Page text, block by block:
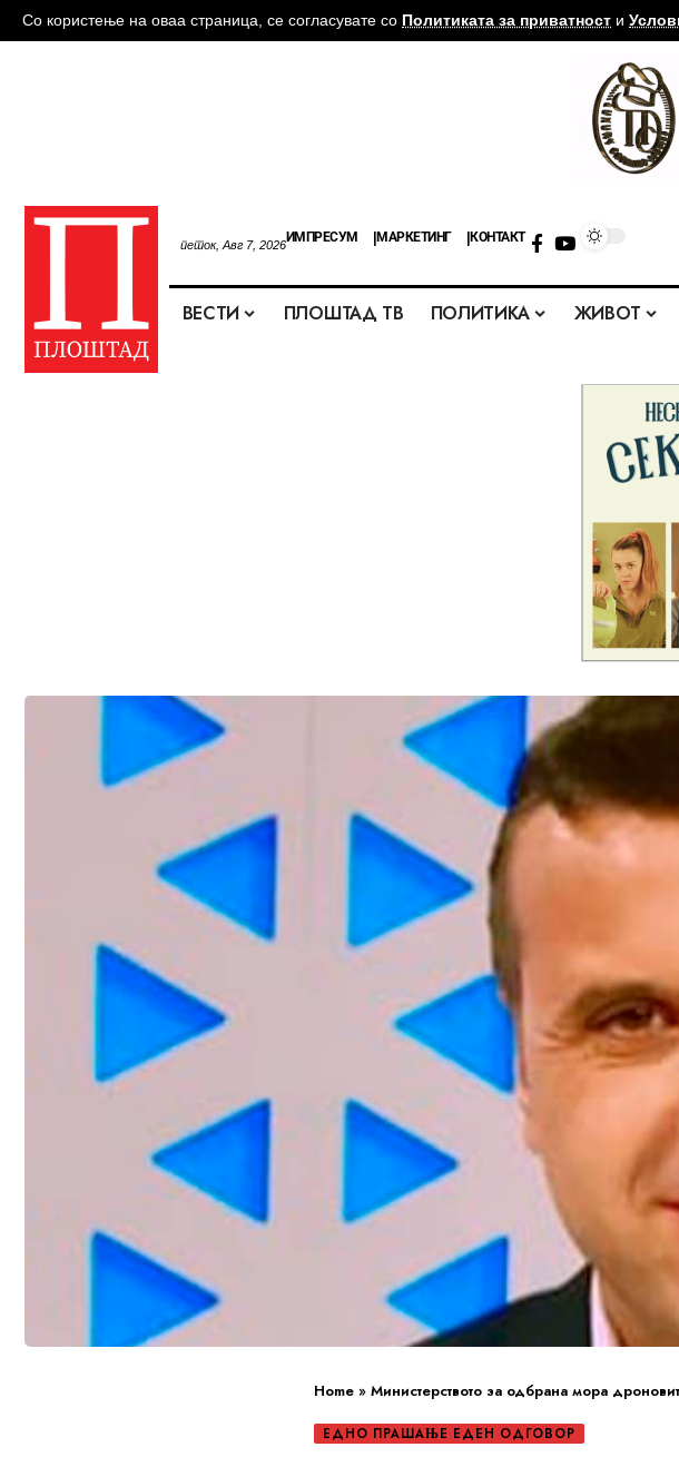
Со користење на оваа страница, се согласувате со Политиката за приватност и
петок, Авг 7, 2026ИМПРЕСУМ МАРКЕТИНГ КОНТАКТ
ВЕСТИ ПЛОШТАД ТВ ПОЛИТИКА ЖИВОТ
Home » Министерството за одбрана мора
ЕДНО ПРАШАЊЕ ЕДЕН ОДГОВОР